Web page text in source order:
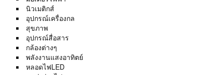
นิวเมติกส์
อุปกรณ์เครื่องกล
สุขภาพ
อุปกรณ์สื่อสาร
กล้องต่างๆ
พลังงานแสงอาทิตย์
หลอดไฟLED